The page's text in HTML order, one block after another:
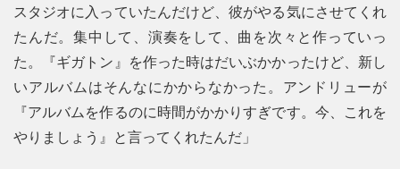
スタジオに入っていたんだけど、彼がやる気にさせてくれ
たんだ。集中して、演奏をして、曲を次々と作っていっ
た。『ギガトン』を作った時はだいぶかかったけど、新し
いアルバムはそんなにかからなかった。アンドリューが
『アルバムを作るのに時間がかかりすぎです。今、これを
やりましょう』と言ってくれたんだ」